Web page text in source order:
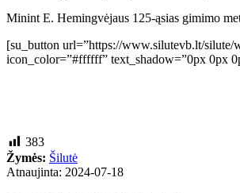
Minint E. Hemingvėjaus 125-ąsias gimimo
[su_button url=”https://www.silutevb.lt/silute/
icon_color=”#ffffff” text_shadow=”0px 0px
383
Žymės: Šilutė
Atnaujinta: 2024-07-18